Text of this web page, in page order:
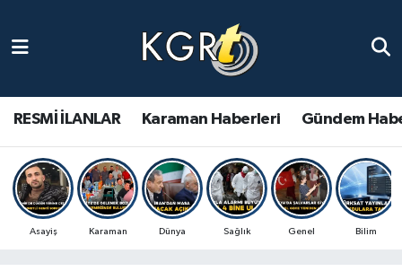
RESMİ İLANLAR Karaman Haberleri Gündem
Asayiş Karaman Dünya Sağlık Genel Bilim
Gündem Haberleri
Güncel Haberler
Spor Haberleri